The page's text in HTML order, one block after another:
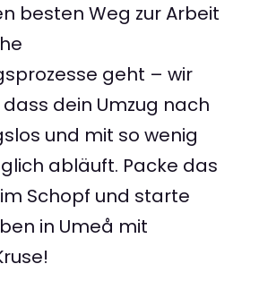
besten Weg zur Arbeit
geht – wir
dein Umzug nach
und mit so wenig
abläuft. Packe das
Schopf und starte
in Umeå mit